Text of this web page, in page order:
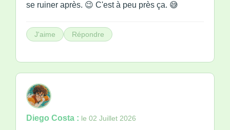
se ruiner après. 😉 C'est à peu près ça. 😅
J'aime Répondre
Diego Costa : le 02 Juillet 2026